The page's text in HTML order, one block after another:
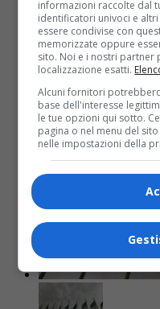
In fase di
prorogare al 25
studentesse e
informazioni raccolte dal
identificatori univoci e
essere condivise con
memorizzate oppure
sito. Noi e i nostri
localizzazione esatti.
Alcuni fornitori
base dell'interesse
le tue opzioni qui sotto.
pagina o nel menu del
nelle impostazioni della